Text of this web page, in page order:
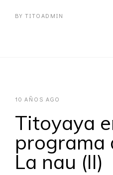
BYTITOADMIN
10 AÑOS AGO
Titoyaya
programa
La nau (II)